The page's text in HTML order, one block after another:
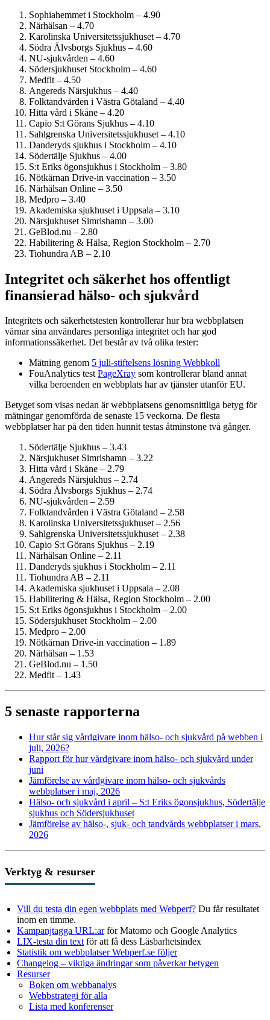
Sophiahemmet i Stockholm – 4.90
Närhälsan – 4.70
Karolinska Universitets­sjukhuset – 4.70
Södra Älvsborgs Sjukhus – 4.60
NU-sjukvården – 4.60
Söder­sjukhuset Stockholm – 4.60
Medfit – 4.50
Angereds Närsjukhus – 4.40
Folktandvården i Västra Götaland – 4.40
Hitta vård i Skåne – 4.20
Capio S:t Görans Sjukhus – 4.10
Sahlgrenska Universitets­sjukhuset – 4.10
Danderyds sjukhus i Stockholm – 4.10
Södertälje Sjukhus – 4.00
S:t Eriks ögonsjukhus i Stockholm – 3.80
Nötkärnan Drive-in vaccination – 3.50
Närhälsan Online – 3.50
Medpro – 3.40
Akademiska sjukhuset i Uppsala – 3.10
Närsjukhuset Simrishamn – 3.00
GeBlod.nu – 2.80
Habilitering & Hälsa, Region Stockholm – 2.70
Tiohundra AB – 2.10
Integritet och säkerhet hos offentligt
finansierad hälso- och sjukvård
Integritets och säkerhetstesten kontrollerar hur bra webbplatsen
värnar sina användares personliga integritet och har god
informationssäkerhet. Det består av två olika tester:
Mätning genom 5 juli-stiftelsens lösning Webbkoll
FouAnalytics testPageXray som kontrollerar bland annat
vilka beroenden en webbplats har av tjänster utanför EU.
Betyget som visas nedan är webbplatsens genomsnittliga betyg för
mätningar genomförda de senaste 15 veckorna. De flesta
webbplatser har på den tiden hunnit testas åtminstone två gånger.
Södertälje Sjukhus – 3.43
Närsjukhuset Simrishamn – 3.22
Hitta vård i Skåne – 2.79
Angereds Närsjukhus – 2.74
Södra Älvsborgs Sjukhus – 2.74
NU-sjukvården – 2.59
Folktandvården i Västra Götaland – 2.58
Karolinska Universitets­sjukhuset – 2.56
Sahlgrenska Universitets­sjukhuset – 2.38
Capio S:t Görans Sjukhus – 2.19
Närhälsan Online – 2.11
Danderyds sjukhus i Stockholm – 2.11
Tiohundra AB – 2.11
Akademiska sjukhuset i Uppsala – 2.08
Habilitering & Hälsa, Region Stockholm – 2.00
S:t Eriks ögonsjukhus i Stockholm – 2.00
Söder­sjukhuset Stockholm – 2.00
Medpro – 2.00
Nötkärnan Drive-in vaccination – 1.89
Närhälsan – 1.53
GeBlod.nu – 1.50
Medfit – 1.43
5 senaste rapporterna
Hur står sig vårdgivare inom hälso- och sjukvård på webben i
juli, 2026?
Rapport för hur vårdgivare inom hälso- och sjukvård under
juni
Jämförelse av vårdgivare inom hälso- och sjukvårds
webbplatser i maj, 2026
Hälso- och sjukvård i april – S:t Eriks ögonsjukhus, Södertälje
sjukhus och Södersjukhuset
Jämförelse av hälso-, sjuk- och tandvårds webbplatser i mars,
2026
Verktyg & resurser
Vill du testa din egen webbplats med Webperf? Du får resultatet
inom en timme.
Kampanjtagga URL:arför Matomo och Google Analytics
LIX-testa din text för att få dess Läsbarhetsindex
Statistik om webbplatser Webperf.se följer
Changelog – viktiga ändringar som påverkar betygen
Resurser
Boken om webbanalys
Webbstrategi för alla
Lista med konferenser